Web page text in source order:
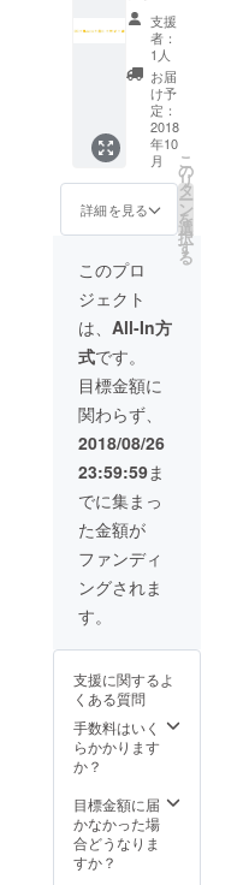
容が変
更にな
る場合
があり
ますが
ご了承
くださ
い。 ※
座席優
遇：公
演にご
に、当
来場時
間に関
ず、ご
希望に
沿った
お席に
ご案内
す。
パンフ
レッ
ト：公
演当日
にお客
様全員
にお配
りしま
す。 ※
公演
グッズA
ドセッ
はチー
ポスオ
リジナ
ルＴ
シャツ
を予定
してお
りま
容が変
更にな
る場合
があり
ますが
ご了承
くださ
の色は
ホワイ
ト一色
のご用
意、サ
イズは
らお選
び頂け
ます。
レット
お名前
記載 ③
公演関
連グッ
ズB ④
公演ご
招待
（+座席
優遇）
⑤アフ
ターイ
ご招待
※お礼
状：
メー
ル、ま
たは郵
送をお
選び頂
けま
す。 ※
パンフ
レッ
ト：公
演当日
にお客
様全員
にお配
りしま
グッズA
トカー
ドセッ
ト、Ｂ
はチー
ルＴ
シャツ
を予定
支援
者：
1人
お届
け予
定：
2018
年10
月
詳細を見る
こ
の
リ
タ
ー
ン
を
選
択
す
る
このプロ
ジェクト
は、 All-In方
式です。
目標金額に
関わらず、
2018/08/26
23:59:59ま
でに集まっ
た金額が
ファンディ
ングされま
す。
支援に関するよ
くある質問
手数料はいく
らかかります
か？
目標金額に届
かなかった場
合どうなりま
すか？